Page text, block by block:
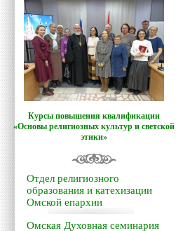
Курсы повышения квалификации
«Основы религиозных культур и светской
этики»
Отдел религиозного
образования и катехизации
Омской епархии
Омская Духовная семинария